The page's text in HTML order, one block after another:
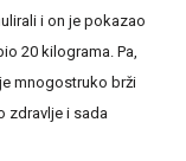
i on je pokazao
20 kilograma. Pa,
mnogostruko brži
zdravlje i sada